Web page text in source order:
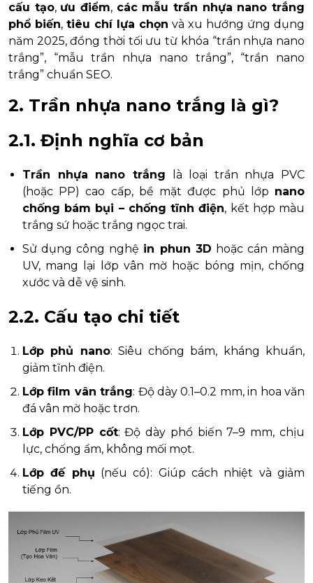
cấu tạo, ưu điểm, các mẫu trần nhựa nano trắng
phổ biến, tiêu chí lựa chọn và xu hướng ứng dụng
năm 2025, đồng thời tối ưu từ khóa “trần nhựa nano
trắng”, “mẫu trần nhựa nano trắng”, “trần nano
trắng” chuẩn SEO.
2. Trần nhựa nano trắng là gì?
2.1. Định nghĩa cơ bản
Trần nhựa nano trắng là loại trần nhựa PVC
(hoặc PP) cao cấp, bề mặt được phủ lớp nano
chống bám bụi – chống tĩnh điện, kết hợp màu
trắng sứ hoặc trắng ngọc trai.
Sử dụng công nghệ in phun 3D hoặc cán màng
UV, mang lại lớp vân mờ hoặc bóng mịn, chống
xước và dễ vệ sinh.
2.2. Cấu tạo chi tiết
Lớp phủ nano: Siêu chống bám, kháng khuẩn,
giảm tĩnh điện.
Lớp film vân trắng: Độ dày 0.1–0.2 mm, in hoa văn
đá vân mờ hoặc trơn.
Lớp PVC/PP cốt: Độ dày phổ biến 7–9 mm, chịu
lực, chống ẩm, không mối mọt.
Lớp đế phụ (nếu có): Giúp cách nhiệt và giảm
tiếng ồn.